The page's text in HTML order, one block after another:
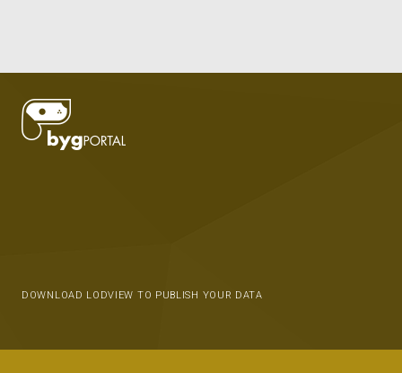
DOWNLOAD LODVIEW TO PUBLISH YOUR DATA